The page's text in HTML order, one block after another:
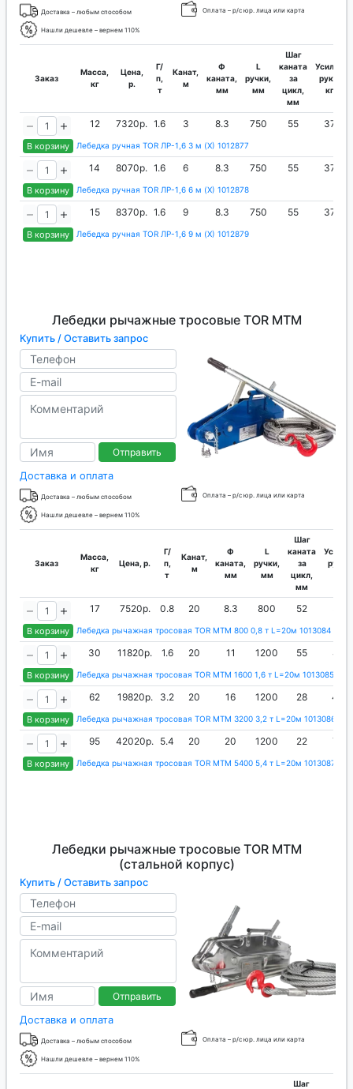
Доставка – любым способом Оплата – р/с юр. лица или карта
Нашли дешевле – вернем 110%
Заказ
Масса,
кг
Цена,
р.
Г/
п,
т
Канат,
м
Ф
каната,
мм
L
ручки,
мм
Шаг
каната
за
цикл,
мм
Усилие
руки,
кг
В корзину
12 7320р. 1.6 3 8.3 750 55 37
Лебедка ручная TOR ЛР-1,6 3 м (X) 1012877
В корзину
14 8070р. 1.6 6 8.3 750 55 37
Лебедка ручная TOR ЛР-1,6 6 м (X) 1012878
В корзину
15 8370р. 1.6 9 8.3 750 55 37
Лебедка ручная TOR ЛР-1,6 9 м (X) 1012879
Лебедки рычажные тросовые TOR МТМ
Купить / Оставить запрос
Отправить
Доставка и оплата
Доставка – любым способом Оплата – р/с юр. лица или карта
Нашли дешевле – вернем 110%
Заказ
Масса,
кг
Цена, р.
Г/
п,
т
Канат,
м
Ф
каната,
мм
L
ручки,
мм
Шаг
каната
за
цикл,
мм
Усилие
руки,
В корзину
17 7520р. 0.8 20 8.3 800 52
Лебедка рычажная тросовая TOR МТМ 800 0,8 т L=20м 1013084
В корзину
30 11820р. 1.6 20 11 1200 55 42
Лебедка рычажная тросовая TOR МТМ 1600 1,6 т L=20м 1013085
В корзину
62 19820р. 3.2 20 16 1200 28 44
Лебедка рычажная тросовая TOR МТМ 3200 3,2 т L=20м 1013086
В корзину
95 42020р. 5.4 20 20 1200 22 75
Лебедка рычажная тросовая TOR МТМ 5400 5,4 т L=20м 1013087
Лебедки рычажные тросовые TOR МТМ
(стальной корпус)
Купить / Оставить запрос
Отправить
Доставка и оплата
Доставка – любым способом Оплата – р/с юр. лица или карта
Нашли дешевле – вернем 110%
Шаг